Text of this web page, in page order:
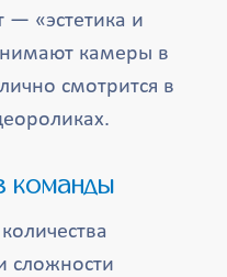
— «эстетика и
камеры в
смотрится в
команды
сложности